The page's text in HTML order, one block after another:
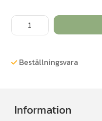
D
(+)-
monohydrat
Beställningsvara
Information